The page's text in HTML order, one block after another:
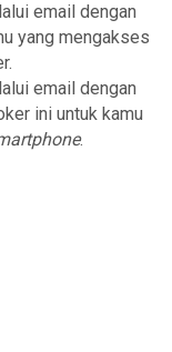
email dengan
yang mengakses
email dengan
ini untuk kamu
.